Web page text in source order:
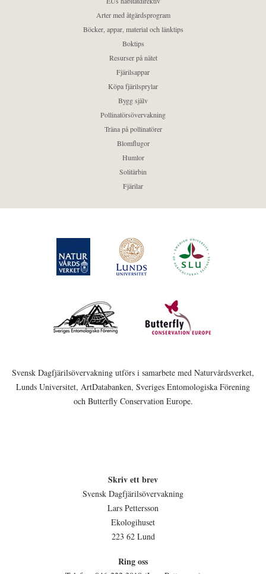
Arter med åtgärdsprogram
Böcker, appar, material och länktips
Boktips
Resurser på nätet
Fjärilsappar
Köpa fjärilsprylar
Bygg själv
Pollinatörsövervakning
Träna på pollinatörer
Blomflugor
Humlor
Solitärbin
Fjärilar
Svensk Dagfjärilsövervakning utförs i samarbete med Naturvårdsverket,
Lunds Universitet, ArtDatabanken, Sveriges Entomologiska Förening
och Butterfly Conservation Europe.
Skriv ett brev
Svensk Dagfjärilsövervakning
Lars Pettersson
Ekologihuset
223 62 Lund
Ring oss